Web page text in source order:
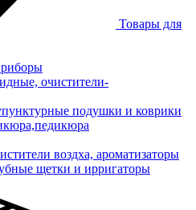
Товары для
очистители-
подушки и коврики
воздха, ароматизаторы
щетки и ирригаторы